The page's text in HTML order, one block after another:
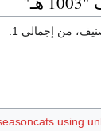
من إجمالي 1.
using